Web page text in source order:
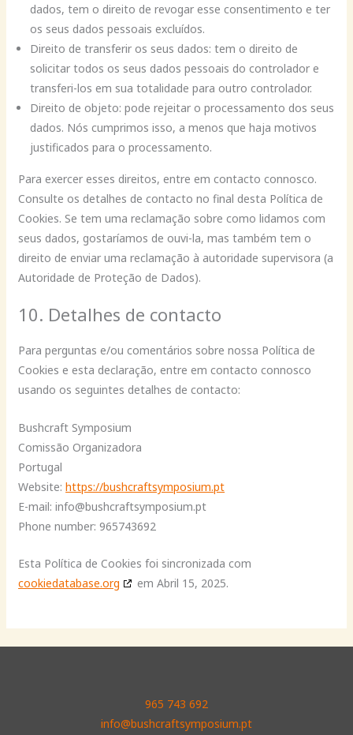
dados, tem o direito de revogar esse consentimento e ter
os seus dados pessoais excluídos.
Direito de transferir os seus dados: tem o direito de
solicitar todos os seus dados pessoais do controlador e
transferi-los em sua totalidade para outro controlador.
Direito de objeto: pode rejeitar o processamento dos seus
dados. Nós cumprimos isso, a menos que haja motivos
justificados para o processamento.
Para exercer esses direitos, entre em contacto connosco.
Consulte os detalhes de contacto no final desta Política de
Cookies. Se tem uma reclamação sobre como lidamos com
seus dados, gostaríamos de ouvi-la, mas também tem o
direito de enviar uma reclamação à autoridade supervisora (a
Autoridade de Proteção de Dados).
10. Detalhes de contacto
Para perguntas e/ou comentários sobre nossa Política de
Cookies e esta declaração, entre em contacto connosco
usando os seguintes detalhes de contacto:
Bushcraft Symposium
Comissão Organizadora
Portugal
Website:https://bushcraftsymposium.pt
E-mail:info@bushcraftsymposium.pt
Phone number: 965743692
Esta Política de Cookies foi sincronizada com
cookiedatabase.org
em Abril 15, 2025.
965 743 692
info@bushcraftsymposium.pt